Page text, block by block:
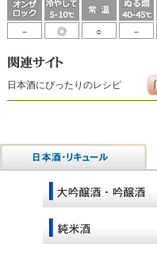
－ ◎ ○ －
日本酒にぴったりのレシピ